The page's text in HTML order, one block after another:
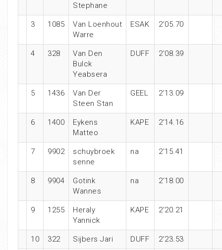
Stephane
3 1085
Van Loenhout
Warre
ESAK 2’05.70
4 328
Van Den
Bulck
Yeabsera
DUFF 2’08.39
5 1436
Van Der
Steen Stan
GEEL 2’13.09
6 1400
Eykens
Matteo
KAPE 2’14.16
7 9902
schuybroek
senne
na 2’15.41
8 9904
Gotink
Wannes
na 2’18.00
9 1255
Heraly
Yannick
KAPE 2’20.21
10 322 Sijbers Jari DUFF 2’23.53